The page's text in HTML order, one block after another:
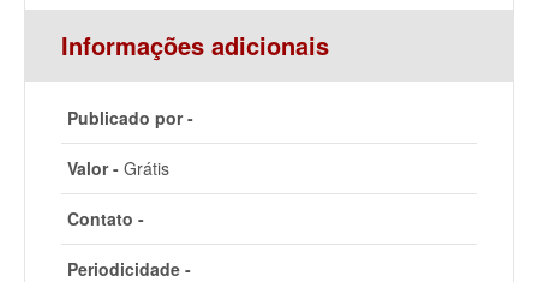
Informações adicionais
Publicado por -
Valor - Grátis
Contato -
Periodicidade -